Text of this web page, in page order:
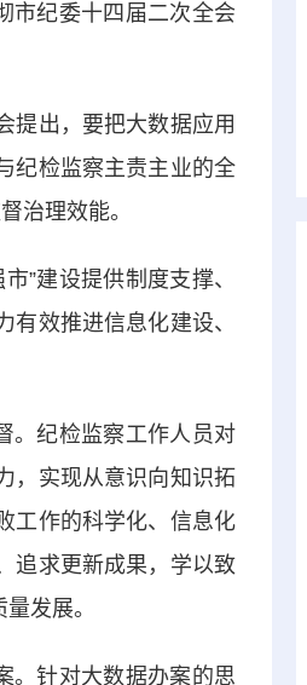
纪委十四届二次全会
出，要把大数据应用
纪检监察主责主业的全
治理效能。
”建设提供制度支撑、
效推进信息化建设、
纪检监察工作人员对
，实现从意识向知识拓
工作的科学化、信息化
追求更新成果，学以致
发展。
针对大数据办案的思